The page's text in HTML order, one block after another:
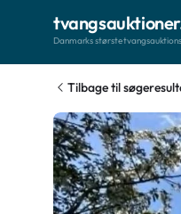
Danmarks største
Tilbage til